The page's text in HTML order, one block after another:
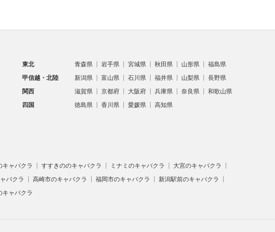
東北 青森県 岩手県 宮城県 秋田県 山形県
福島県
甲信越・北陸 新潟県 富山県 石川県 福井県 山梨県
長野県
関西 滋賀県 京都府 大阪府 兵庫県 奈良県
和歌山県
四国 徳島県 香川県 愛媛県
高知県
キャバクラ すすきののキャバクラ ミナミのキャバクラ
大宮のキャバクラ
バクラ 高崎市のキャバクラ 福岡市のキャバクラ
新潟駅前のキャバクラ
キャバクラ